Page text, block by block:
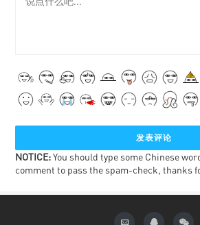
NOTICE:You should type some Chinese
comment to pass the spam-check, thanks